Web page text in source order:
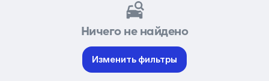
Ничего не найдено
Изменить фильтры